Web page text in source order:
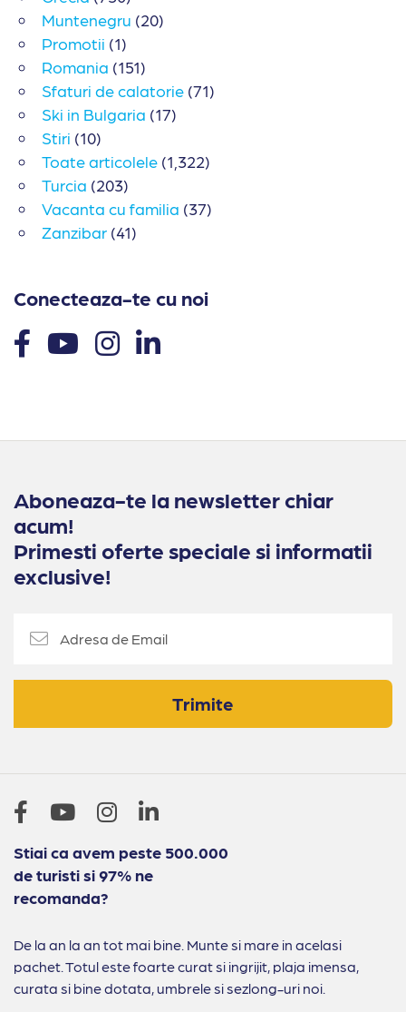
Muntenegru (20)
Promotii (1)
Romania (151)
Sfaturi de calatorie (71)
Ski in Bulgaria (17)
Stiri (10)
Toate articolele (1,322)
Turcia (203)
Vacanta cu familia (37)
Zanzibar (41)
Conecteaza-te cu noi
Aboneaza-te la newsletter chiar
acum!
Primesti oferte speciale si informatii
exclusive!
Trimite
Stiai ca avem peste 500.000
de turisti si 97% ne
recomanda?
De la an la an tot mai bine. Munte si mare in acelasi
pachet. Totul este foarte curat si ingrijit, plaja imensa,
curata si bine dotata, umbrele si sezlong-uri noi.